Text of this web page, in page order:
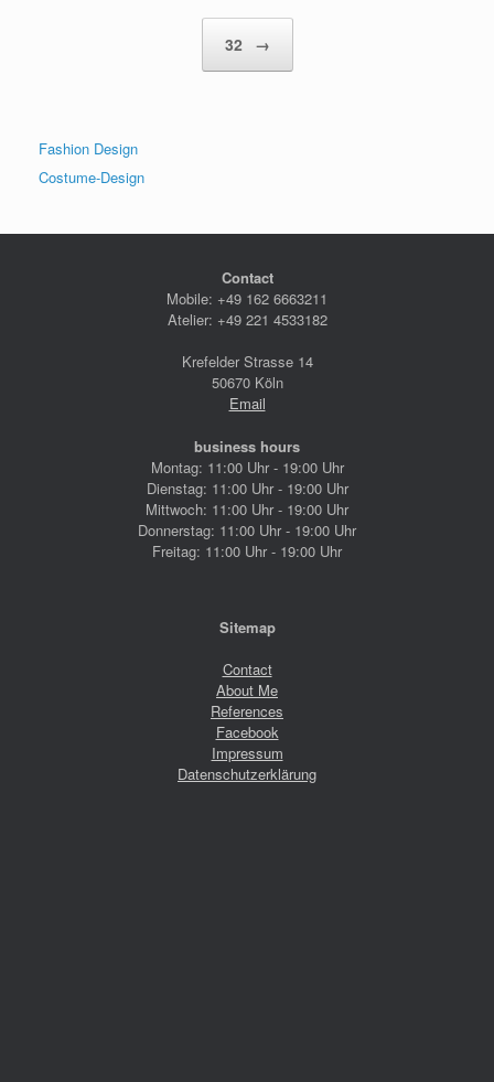
32 →
Fashion Design
Costume-Design
Contact
Mobile: +49 162 6663211
Atelier: +49 221 4533182
Krefelder Strasse 14
50670 Köln
Email
business hours
Montag: 11:00 Uhr - 19:00 Uhr
Dienstag: 11:00 Uhr - 19:00 Uhr
Mittwoch: 11:00 Uhr - 19:00 Uhr
Donnerstag: 11:00 Uhr - 19:00 Uhr
Freitag: 11:00 Uhr - 19:00 Uhr
Sitemap
Contact
About Me
References
Facebook
Impressum
Datenschutzerklärung